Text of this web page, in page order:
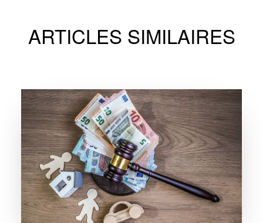
ARTICLES SIMILAIRES